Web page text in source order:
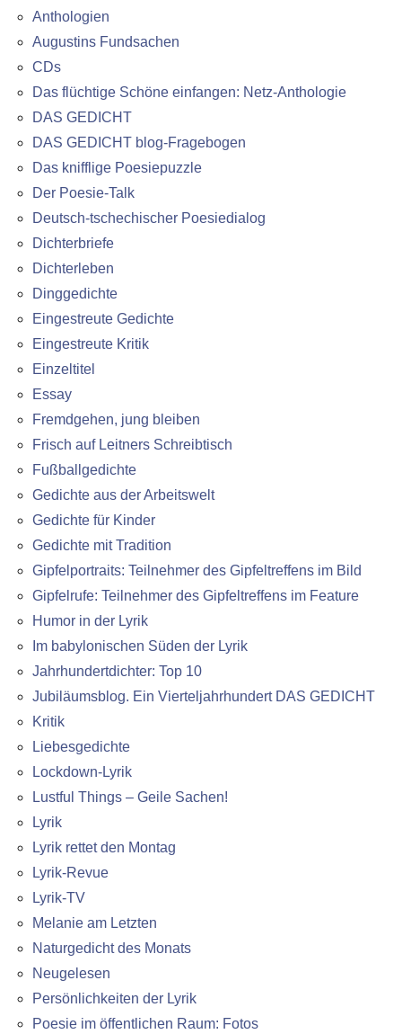
Anthologien
Augustins Fundsachen
CDs
Das flüchtige Schöne einfangen: Netz-Anthologie
DAS GEDICHT
DAS GEDICHT blog-Fragebogen
Das knifflige Poesiepuzzle
Der Poesie-Talk
Deutsch-tschechischer Poesiedialog
Dichterbriefe
Dichterleben
Dinggedichte
Eingestreute Gedichte
Eingestreute Kritik
Einzeltitel
Essay
Fremdgehen, jung bleiben
Frisch auf Leitners Schreibtisch
Fußballgedichte
Gedichte aus der Arbeitswelt
Gedichte für Kinder
Gedichte mit Tradition
Gipfelportraits: Teilnehmer des Gipfeltreffens im Bild
Gipfelrufe: Teilnehmer des Gipfeltreffens im Feature
Humor in der Lyrik
Im babylonischen Süden der Lyrik
Jahrhundertdichter: Top 10
Jubiläumsblog. Ein Vierteljahrhundert DAS GEDICHT
Kritik
Liebesgedichte
Lockdown-Lyrik
Lustful Things – Geile Sachen!
Lyrik
Lyrik rettet den Montag
Lyrik-Revue
Lyrik-TV
Melanie am Letzten
Naturgedicht des Monats
Neugelesen
Persönlichkeiten der Lyrik
Poesie im öffentlichen Raum: Fotos